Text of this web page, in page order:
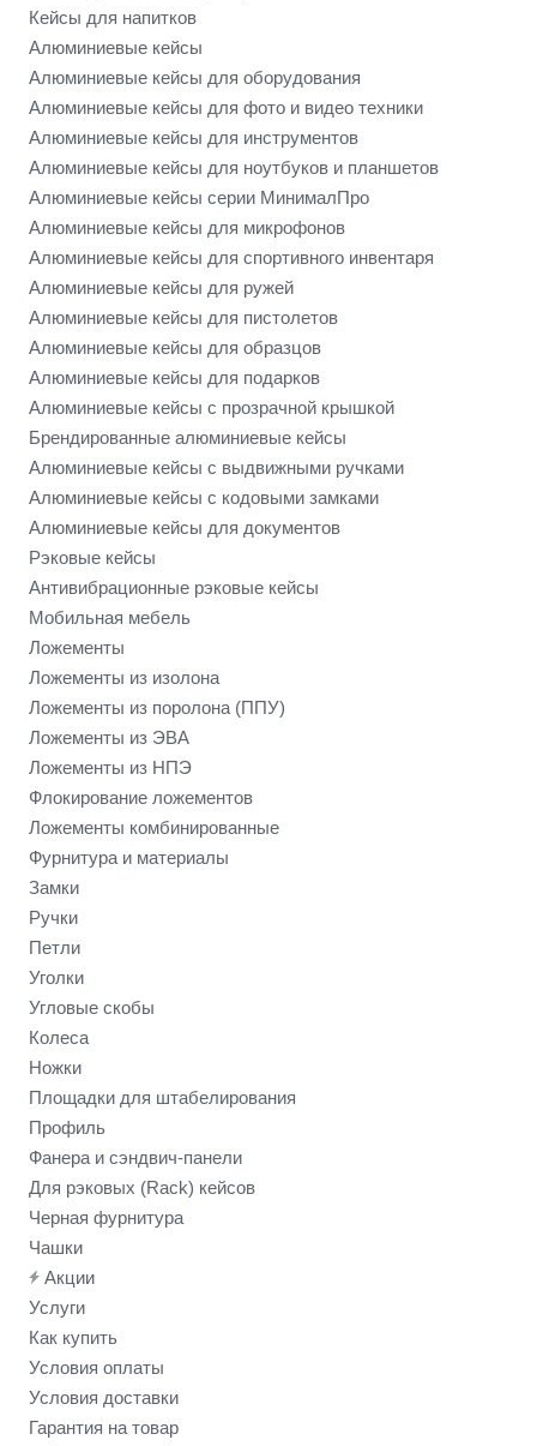
Кейсы для напитков
Алюминиевые кейсы
Алюминиевые кейсы для оборудования
Алюминиевые кейсы для фото и видео техники
Алюминиевые кейсы для инструментов
Алюминиевые кейсы для ноутбуков и планшетов
Алюминиевые кейсы серии МинималПро
Алюминиевые кейсы для микрофонов
Алюминиевые кейсы для спортивного инвентаря
Алюминиевые кейсы для ружей
Алюминиевые кейсы для пистолетов
Алюминиевые кейсы для образцов
Алюминиевые кейсы для подарков
Алюминиевые кейсы с прозрачной крышкой
Брендированные алюминиевые кейсы
Алюминиевые кейсы с выдвижными ручками
Алюминиевые кейсы с кодовыми замками
Алюминиевые кейсы для документов
Рэковые кейсы
Антивибрационные рэковые кейсы
Мобильная мебель
Ложементы
Ложементы из изолона
Ложементы из поролона (ППУ)
Ложементы из ЭВА
Ложементы из НПЭ
Флокирование ложементов
Ложементы комбинированные
Фурнитура и материалы
Замки
Ручки
Петли
Уголки
Угловые скобы
Колеса
Ножки
Площадки для штабелирования
Профиль
Фанера и сэндвич-панели
Для рэковых (Rack) кейсов
Черная фурнитура
Чашки
Акции
Услуги
Как купить
Условия оплаты
Условия доставки
Гарантия на товар